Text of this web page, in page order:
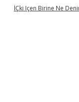
İÇki Içen Birine Ne